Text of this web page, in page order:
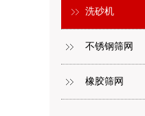
洗砂机
不锈钢筛网
橡胶筛网